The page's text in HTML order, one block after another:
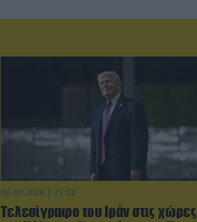
06.08.2026 | 21:02
Τελεσίγραφο του Ιράν στις χώρες